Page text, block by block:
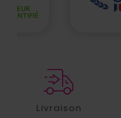
Livraison